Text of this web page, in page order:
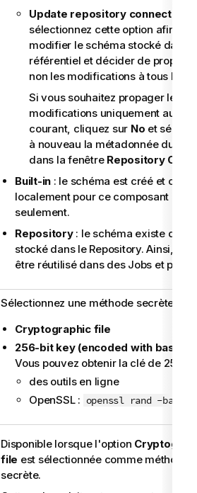
Update repository connection
sélectionnez cette option afin de
modifier le schéma stocké dans
référentiel et décider de
non les modifications à tous les
Si vous souhaitez propager les
modifications uniquement au Job
courant, cliquez sur No et
à nouveau la métadonnée du
dans la fenêtre Repository
Built-in : le schéma est créé et
localement pour ce composant
seulement.
Repository: le schéma existe déjà
stocké dans le Repository. Ainsi, il
être réutilisé dans des Jobs et
Sélectionnez une méthode secrète :
Cryptographic file
256-bit key (encoded with
Vous pouvez obtenir la clé de 256
des outils en ligne
OpenSSL : openssl rand -
Disponible lorsque l'option
file est sélectionnée comme méthode
secrète.